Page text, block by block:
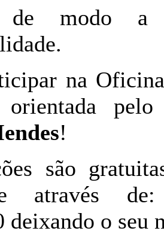
de modo
na
orientada
!
são
se através
deixando o seu